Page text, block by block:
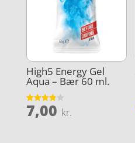
High5 Energy Gel
Aqua – Bær 60 ml.
Vurderet
3.9
7,00 kr.